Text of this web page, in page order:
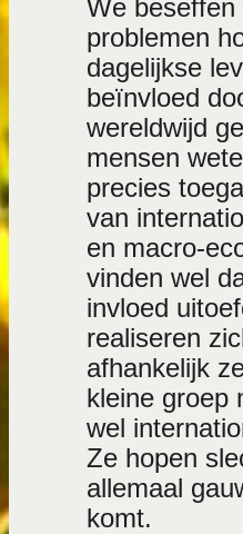
We beseffen
problemen
dagelijkse
beïnvloed
wereldwijd
mensen
precies
van
en macro-
vinden wel
invloed
realiseren
afhankelijk
kleine groep
wel
Ze hopen
allemaal
komt.